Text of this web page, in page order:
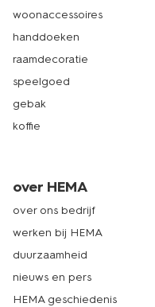
woonaccessoires
handdoeken
raamdecoratie
speelgoed
gebak
koffie
over HEMA
over ons bedrijf
werken bij HEMA
duurzaamheid
nieuws en pers
HEMA geschiedenis